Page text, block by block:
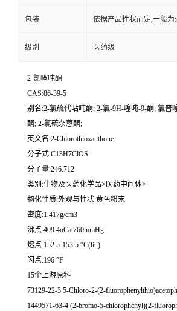
包装 依据产品性状而定,一般为
级别 医药级
2-氯噻吨酮
CAS:86-39-5
别名:2-氯硫代呫吨酮; 2-氯-9H-噻吨-9-酮; 氯普
酮; 2-氯硫杂蒽酮;
英文名:2-Chlorothioxanthone
分子式:C13H7ClOS
分子量:246.712
类别:生物及医药化学品>医药中间体>
物化性质:外观与性状:黄色粉末
密度:1.417g/cm3
沸点:409.4oCat760mmHg
熔点:152.5-153.5 °C(lit.)
闪点:196 °F
15个上游原料
73129-22-3 5-Chloro-2-(2-
1449571-63-4 (2-bromo-5-chlorophenyl)(2-